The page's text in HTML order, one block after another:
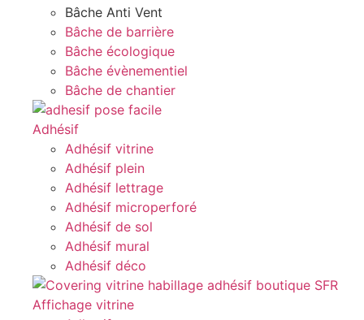
Bâche Anti Vent
Bâche de barrière
Bâche écologique
Bâche évènementiel
Bâche de chantier
Adhésif
Adhésif vitrine
Adhésif plein
Adhésif lettrage
Adhésif microperforé
Adhésif de sol
Adhésif mural
Adhésif déco
Affichage vitrine